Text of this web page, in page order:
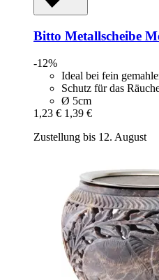
Bitto Metallscheibe
-12%
Ideal bei fein
Schutz für das
Ø 5cm
1,23 € 1,39 €
Zustellung bis 12. August